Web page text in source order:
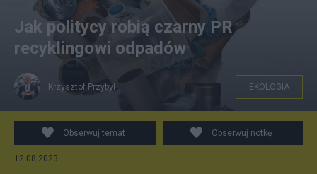
iStock
Jak politycy robią czarny PR
recyklingowi odpadów
Krzysztof Przybyl EKOLOGIA
Obserwuj temat Obserwuj notkę
12.08.2023